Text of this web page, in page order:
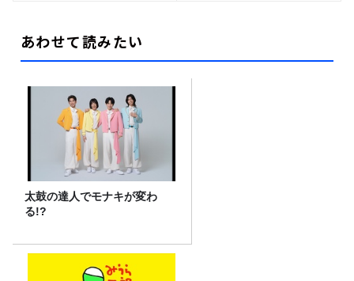
あわせて読みたい
太鼓の達人でモナキが変わ
る!?